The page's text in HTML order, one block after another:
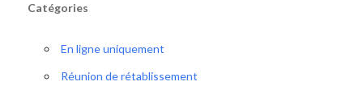
Catégories
En ligne uniquement
Réunion de rétablissement